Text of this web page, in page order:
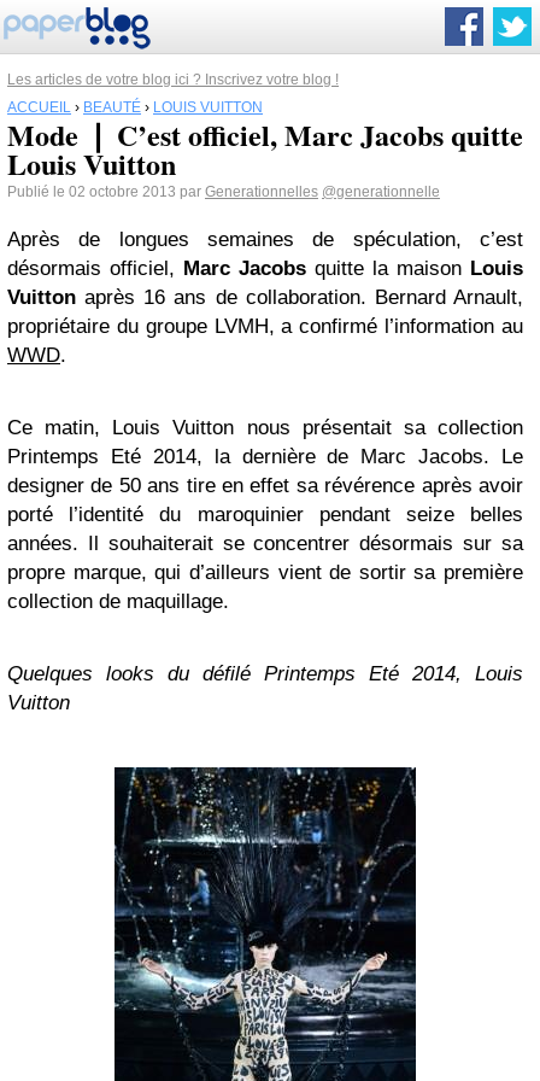
Les articles de votre blog ici ? Inscrivez votre blog !
ACCUEIL › BEAUTÉ › LOUIS VUITTON
Mode ❘ C’est officiel, Marc Jacobs quitte
Louis Vuitton
Publié le 02 octobre 2013 par Generationnelles @generationnelle
Après de longues semaines de spéculation, c’est
désormais officiel, Marc Jacobs quitte la maison Louis
Vuitton après 16 ans de collaboration. Bernard Arnault,
propriétaire du groupe LVMH, a confirmé l’information au
WWD.
Ce matin, Louis Vuitton nous présentait sa collection
Printemps Eté 2014, la dernière de Marc Jacobs. Le
designer de 50 ans tire en effet sa révérence après avoir
porté l’identité du maroquinier pendant seize belles
années. Il souhaiterait se concentrer désormais sur sa
propre marque, qui d’ailleurs vient de sortir sa première
collection de maquillage.
Quelques looks du défilé Printemps Eté 2014, Louis
Vuitton